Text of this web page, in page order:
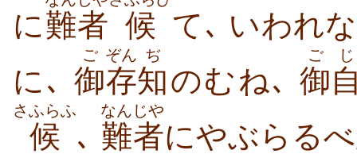
に難者 候 て､ いわれ
に､ 御
ご
存
ぞん
知
ぢ
のむね､ 御
ご じ
候
さふらふ
､ 難者
なんじや
にやぶらる